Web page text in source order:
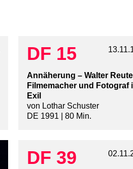
DF 15
Annäherung – Walter
Filmemacher und Fotograf
Exil
von Lothar Schuster
DE 1991 | 80 Min.
DF 39